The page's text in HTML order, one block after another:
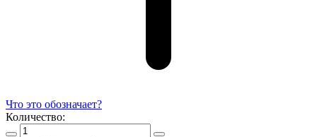
Что это обозначает?
Количество: